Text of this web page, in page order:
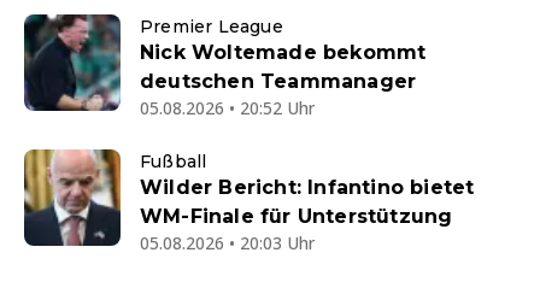
Premier League
Nick Woltemade bekommt
deutschen Teammanager
05.08.2026 • 20:52 Uhr
Fußball
Wilder Bericht: Infantino bietet
WM-Finale für Unterstützung
05.08.2026 • 20:03 Uhr